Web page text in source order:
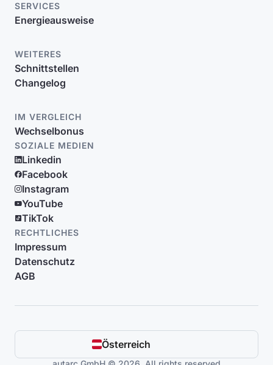
SERVICES
Energieausweise
WEITERES
Schnittstellen
Changelog
IM VERGLEICH
Wechselbonus
SOZIALE MEDIEN
Linkedin
Facebook
Instagram
YouTube
TikTok
RECHTLICHES
Impressum
Datenschutz
AGB
Österreich